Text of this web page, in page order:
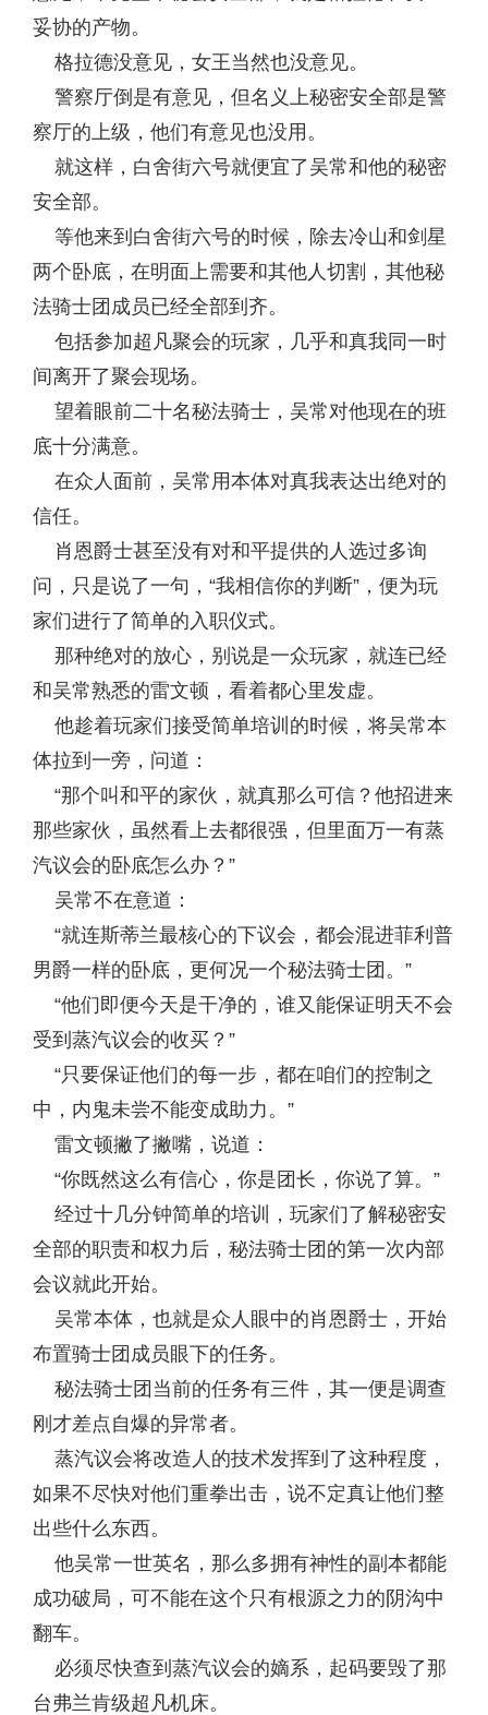
妥协的产物。
格拉德没意见，女王当然也没意见。
警察厅倒是有意见，但名义上秘密安全部是警
察厅的上级，他们有意见也没用。
就这样，白舍街六号就便宜了吴常和他的秘密
安全部。
等他来到白舍街六号的时候，除去冷山和剑星
两个卧底，在明面上需要和其他人切割，其他秘
法骑士团成员已经全部到齐。
包括参加超凡聚会的玩家，几乎和真我同一时
间离开了聚会现场。
望着眼前二十名秘法骑士，吴常对他现在的班
底十分满意。
在众人面前，吴常用本体对真我表达出绝对的
信任。
肖恩爵士甚至没有对和平提供的人选过多询
问，只是说了一句，“我相信你的判断”，便为玩
家们进行了简单的入职仪式。
那种绝对的放心，别说是一众玩家，就连已经
和吴常熟悉的雷文顿，看着都心里发虚。
他趁着玩家们接受简单培训的时候，将吴常本
体拉到一旁，问道：
“那个叫和平的家伙，就真那么可信？他招进来
那些家伙，虽然看上去都很强，但里面万一有蒸
汽议会的卧底怎么办？”
吴常不在意道：
“就连斯蒂兰最核心的下议会，都会混进菲利普
男爵一样的卧底，更何况一个秘法骑士团。”
“他们即便今天是干净的，谁又能保证明天不会
受到蒸汽议会的收买？”
“只要保证他们的每一步，都在咱们的控制之
中，内鬼未尝不能变成助力。”
雷文顿撇了撇嘴，说道：
“你既然这么有信心，你是团长，你说了算。”
经过十几分钟简单的培训，玩家们了解秘密安
全部的职责和权力后，秘法骑士团的第一次内部
会议就此开始。
吴常本体，也就是众人眼中的肖恩爵士，开始
布置骑士团成员眼下的任务。
秘法骑士团当前的任务有三件，其一便是调查
刚才差点自爆的异常者。
蒸汽议会将改造人的技术发挥到了这种程度，
如果不尽快对他们重拳出击，说不定真让他们整
出些什么东西。
他吴常一世英名，那么多拥有神性的副本都能
成功破局，可不能在这个只有根源之力的阴沟中
翻车。
必须尽快查到蒸汽议会的嫡系，起码要毁了那
台弗兰肯级超凡机床。